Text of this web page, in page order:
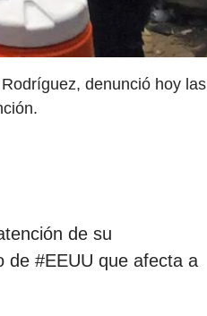
denunció hoy las
de su
de #EEUU que afecta a